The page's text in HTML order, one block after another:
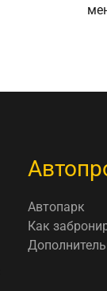
Автопарк
Как